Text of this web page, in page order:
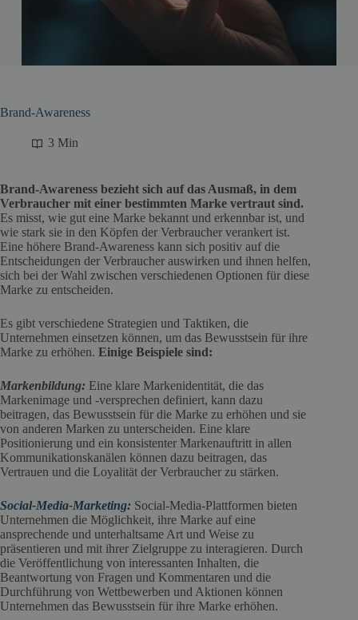
Brand-Awareness
3 Min
Brand-Awareness bezieht sich auf das Ausmaß, in dem
Verbraucher mit einer bestimmten Marke vertraut sind.
Es misst, wie gut eine Marke bekannt und erkennbar ist, und
wie stark sie in den Köpfen der Verbraucher verankert ist.
Eine höhere Brand-Awareness kann sich positiv auf die
Entscheidungen der Verbraucher auswirken und ihnen helfen,
sich bei der Wahl zwischen verschiedenen Optionen für diese
Marke zu entscheiden.
Es gibt verschiedene Strategien und Taktiken, die
Unternehmen einsetzen können, um das Bewusstsein für ihre
Marke zu erhöhen. Einige Beispiele sind:
Markenbildung: Eine klare Markenidentität, die das
Markenimage und -versprechen definiert, kann dazu
beitragen, das Bewusstsein für die Marke zu erhöhen und sie
von anderen Marken zu unterscheiden. Eine klare
Positionierung und ein konsistenter Markenauftritt in allen
Kommunikationskanälen können dazu beitragen, das
Vertrauen und die Loyalität der Verbraucher zu stärken.
Social-Media-Marketing: Social-Media-Plattformen bieten
Unternehmen die Möglichkeit, ihre Marke auf eine
ansprechende und unterhaltsame Art und Weise zu
präsentieren und mit ihrer Zielgruppe zu interagieren. Durch
die Veröffentlichung von interessanten Inhalten, die
Beantwortung von Fragen und Kommentaren und die
Durchführung von Wettbewerben und Aktionen können
Unternehmen das Bewusstsein für ihre Marke erhöhen.